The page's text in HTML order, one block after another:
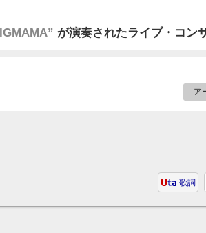
が演奏されたライブ・コン
ア
歌詞